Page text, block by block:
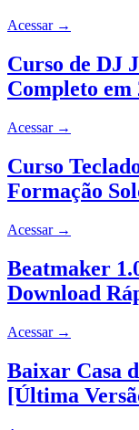
Acessar →
Curso de DJ
Completo em
Acessar →
Curso
Formação
Acessar →
Beatmaker
Download
Acessar →
Baixar Casa
[Última